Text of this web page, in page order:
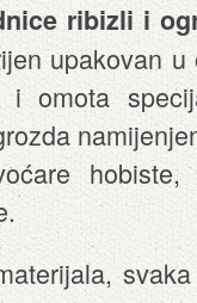
ribizli i
upakovan
omota
hobiste,